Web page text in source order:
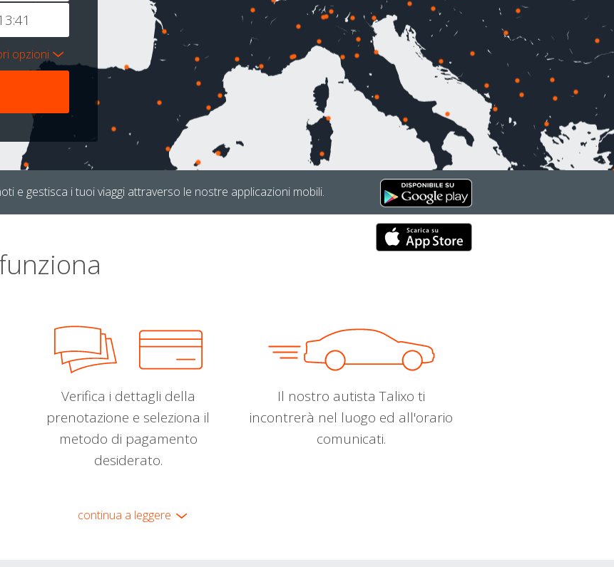
opzioni
e gestisca i tuoi viaggi attraverso le nostre applicazioni mobili.
Verifica i dettagli della
prenotazione e seleziona il
metodo di pagamento
desiderato.
Il nostro autista Talixo ti
incontrerà nel luogo ed all'orario
comunicati.
continua a leggere